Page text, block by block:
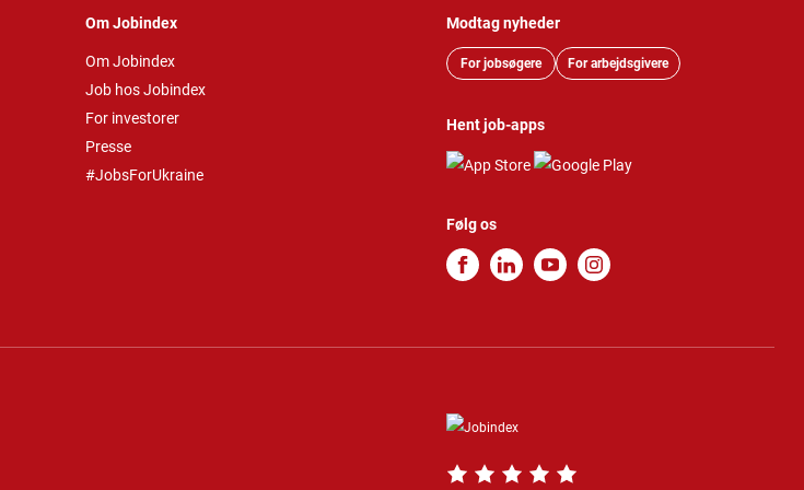
Om Jobindex
Om Jobindex
Job hos Jobindex
For investorer
Presse
#JobsForUkraine
Modtag nyheder
For jobsøgere For arbejdsgivere
Hent job-apps
Følg os